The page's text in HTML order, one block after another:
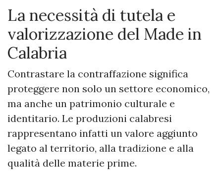
La necessità di tutela e
valorizzazione del Made in
Calabria
Contrastare la contraffazione significa
proteggere non solo un settore economico,
ma anche un patrimonio culturale e
identitario. Le produzioni calabresi
rappresentano infatti un valore aggiunto
legato al territorio, alla tradizione e alla
qualità delle materie prime.